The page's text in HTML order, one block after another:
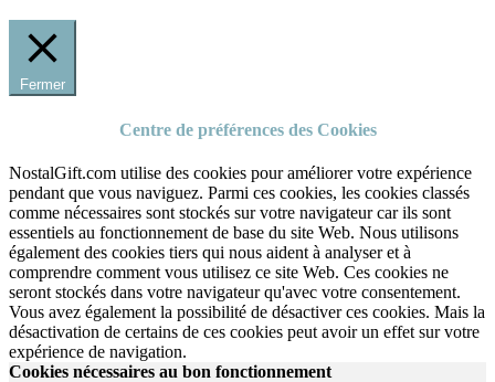
Fermer
Centre de préférences des Cookies
NostalGift.com utilise des cookies pour améliorer votre expérience
pendant que vous naviguez. Parmi ces cookies, les cookies classés
comme nécessaires sont stockés sur votre navigateur car ils sont
essentiels au fonctionnement de base du site Web. Nous utilisons
également des cookies tiers qui nous aident à analyser et à
comprendre comment vous utilisez ce site Web. Ces cookies ne
seront stockés dans votre navigateur qu'avec votre consentement.
Vous avez également la possibilité de désactiver ces cookies. Mais la
désactivation de certains de ces cookies peut avoir un effet sur votre
expérience de navigation.
Cookies nécessaires au bon fonctionnement